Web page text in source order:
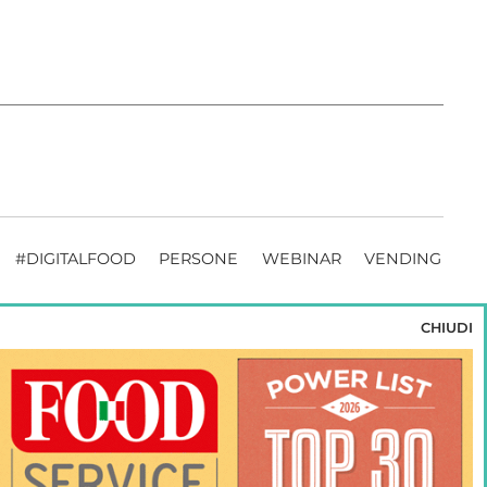
#DIGITALFOOD PERSONE WEBINAR VENDING
CHIUDI